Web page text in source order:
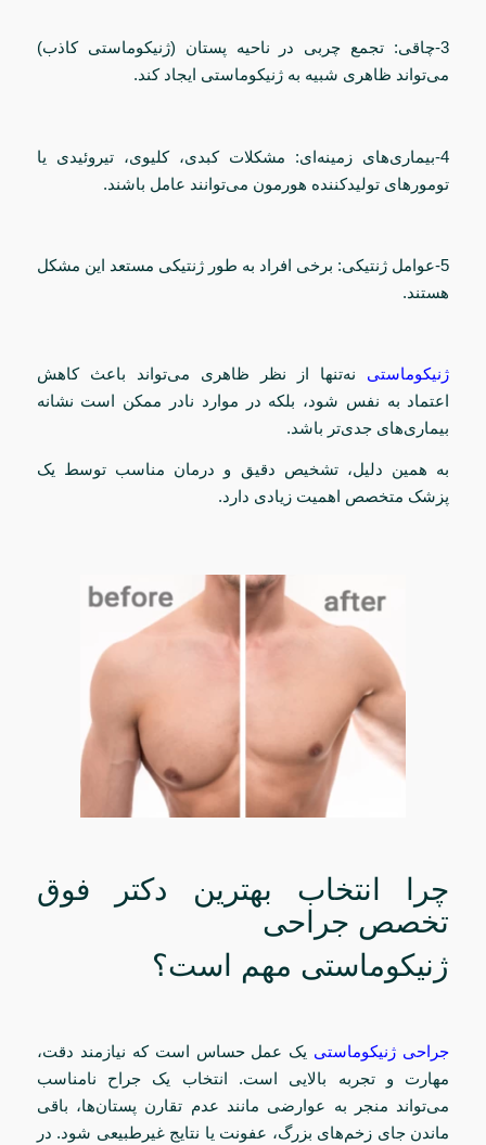
3-چاقی: تجمع چربی در ناحیه پستان (ژنیکوماستی کاذب)
می‌تواند ظاهری شبیه به ژنیکوماستی ایجاد کند.
4-بیماری‌های زمینه‌ای: مشکلات کبدی، کلیوی، تیروئیدی یا
تومورهای تولیدکننده هورمون می‌توانند عامل باشند.
5-عوامل ژنتیکی: برخی افراد به طور ژنتیکی مستعد این مشکل
هستند.
ژنیکوماستی نه‌تنها از نظر ظاهری می‌تواند باعث کاهش
اعتماد به نفس شود، بلکه در موارد نادر ممکن است نشانه
بیماری‌های جدی‌تر باشد.
به همین دلیل، تشخیص دقیق و درمان مناسب توسط یک
پزشک متخصص اهمیت زیادی دارد.
چرا انتخاب بهترین دکتر فوق
تخصص جراحی
ژنیکوماستی مهم است؟
جراحی ژنیکوماستی یک عمل حساس است که نیازمند دقت،
مهارت و تجربه بالایی است. انتخاب یک جراح نامناسب
می‌تواند منجر به عوارضی مانند عدم تقارن پستان‌ها، باقی
ماندن جای زخم‌های بزرگ، عفونت یا نتایج غیرطبیعی شود. در